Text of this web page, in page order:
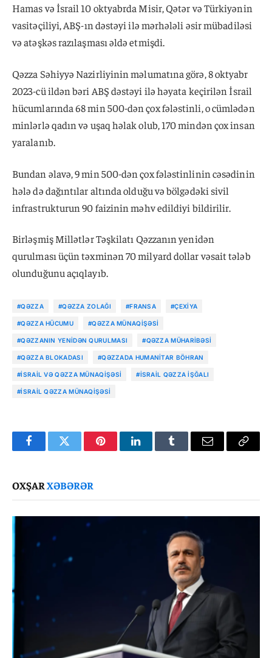
Hamas və İsrail 10 oktyabrda Misir, Qətər və Türkiyənin
vasitəçiliyi, ABŞ-ın dəstəyi ilə mərhələli əsir mübadiləsi
və atəşkəs razılaşması əldə etmişdi.
Qəzza Səhiyyə Nazirliyinin məlumatına görə, 8 oktyabr
2023-cü ildən bəri ABŞ dəstəyi ilə həyata keçirilən İsrail
hücumlarında 68 min 500-dən çox fələstinli, o cümlədən
minlərlə qadın və uşaq həlak olub, 170 mindən çox insan
yaralanıb.
Bundan əlavə, 9 min 500-dən çox fələstinlinin cəsədinin
hələ də dağıntılar altında olduğu və bölgədəki sivil
infrastrukturun 90 faizinin məhv edildiyi bildirilir.
Birləşmiş Millətlər Təşkilatı Qəzzanın yenidən
qurulması üçün təxminən 70 milyard dollar vəsait tələb
olunduğunu açıqlayıb.
#QƏZZA #QƏZZA ZOLAĞI #FRANSA #ÇEXIYA
#QƏZZA HÜCUMU #QƏZZA MÜNAQIŞƏSI
#QƏZZANIN YENIDƏN QURULMASI #QƏZZA MÜHARIBƏSI
#QƏZZA BLOKADASI #QƏZZADA HUMANITAR BÖHRAN
#İSRAIL VƏ QƏZZA MÜNAQIŞƏSI #İSRAIL QƏZZA IŞĞALI
#İSRAIL QƏZZA MÜNAQIŞƏSI
FacebookTwitter PinterestLinkedInTumblr Email
Copy
OXŞARXƏBƏRƏR